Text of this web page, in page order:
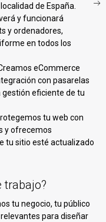
de España.
y funcionará
y ordenadores,
en todos los
eCommerce
con pasarelas
eficiente de tu
tu web con
y ofrecemos
tu sitio esté actualizado
trabajo?
tu negocio, tu público
para diseñar